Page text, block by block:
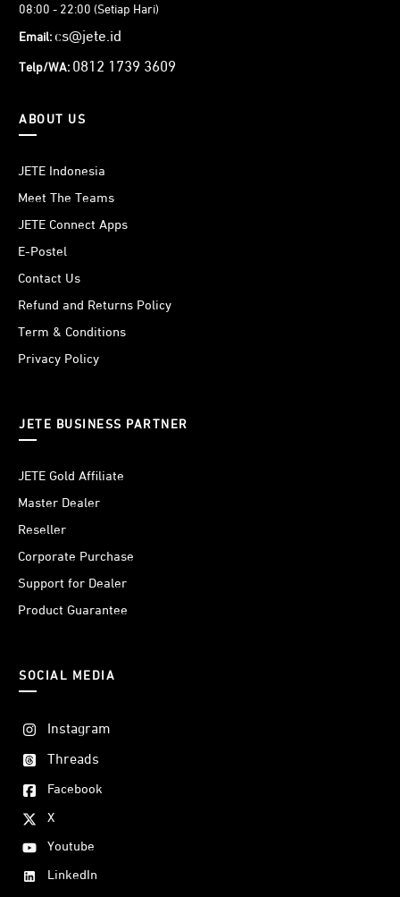
08:00 - 22:00 (Setiap Hari)
Email: cs@jete.id
Telp/WA: 0812 1739 3609
ABOUT US
JETE Indonesia
Meet The Teams
JETE Connect Apps
E-Postel
Contact Us
Refund and Returns Policy
Term & Conditions
Privacy Policy
JETE BUSINESS PARTNER
JETE Gold Affiliate
Master Dealer
Reseller
Corporate Purchase
Support for Dealer
Product Guarantee
SOCIAL MEDIA
Instagram
Threads
Facebook
X
Youtube
LinkedIn